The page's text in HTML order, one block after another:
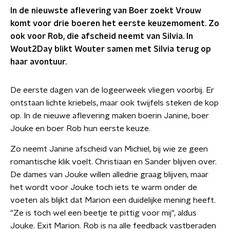
In de nieuwste aflevering van Boer zoekt Vrouw
komt voor drie boeren het eerste keuzemoment. Zo
ook voor Rob, die afscheid neemt van Silvia. In
Wout2Day blikt Wouter samen met Silvia terug op
haar avontuur.
De eerste dagen van de logeerweek vliegen voorbij. Er
ontstaan lichte kriebels, maar ook twijfels steken de kop
op. In de nieuwe aflevering maken boerin Janine, boer
Jouke en boer Rob hun eerste keuze.
Zo neemt Janine afscheid van Michiel, bij wie ze geen
romantische klik voelt. Christiaan en Sander blijven over.
De dames van Jouke willen alledrie graag blijven, maar
het wordt voor Jouke toch iets te warm onder de
voeten als blijkt dat Marion een duidelijke mening heeft.
"Ze is toch wel een beetje te pittig voor mij", aldus
Jouke. Exit Marion. Rob is na alle feedback vastberaden